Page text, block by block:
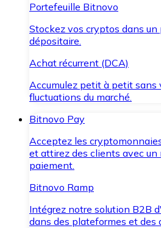
Portefeuille Bitnovo
Stockez vos cryptos dans
dépositaire.
Achat récurrent (DCA)
Accumulez petit à petit sans
fluctuations du marché.
Bitnovo Pay
Acceptez les
et attirez des clients avec un
paiement.
Bitnovo Ramp
Intégrez notre solution B2B
dans des plateformes et des